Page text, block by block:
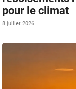
pour le climat
8 juillet 2026